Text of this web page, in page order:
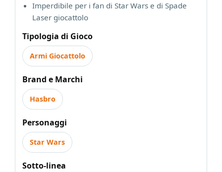
Imperdibile per i fan di Star Wars e di Spade
Laser giocattolo
Tipologia di Gioco
Armi Giocattolo
Brand e Marchi
Hasbro
Personaggi
Star Wars
Sotto-linea